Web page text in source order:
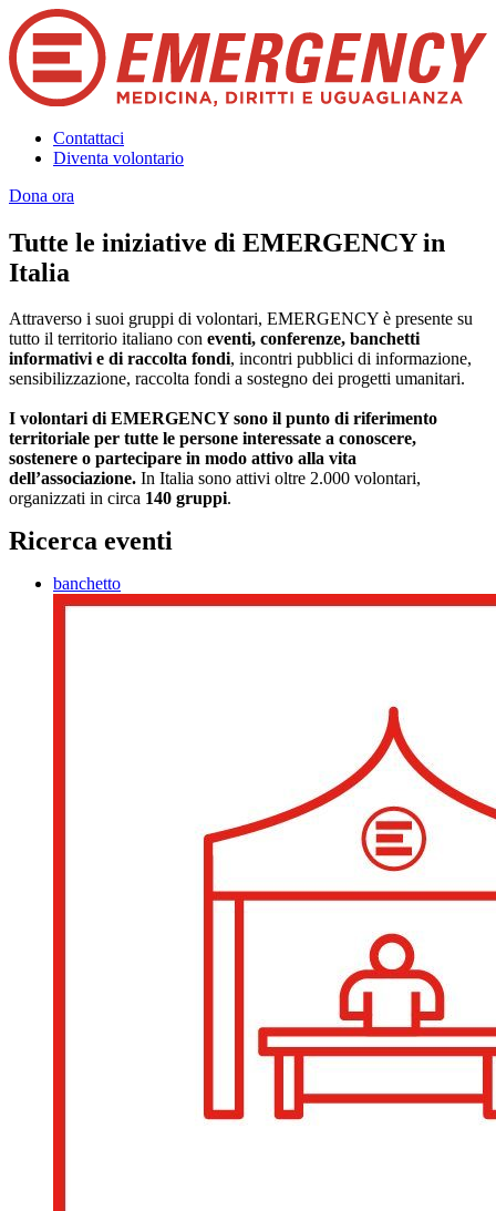
Contattaci
Diventa volontario
Dona ora
Tutte le iniziative di EMERGENCY in
Italia
Attraverso i suoi gruppi di volontari, EMERGENCY è presente su
tutto il territorio italiano con eventi, conferenze, banchetti
informativi e di raccolta fondi, incontri pubblici di informazione,
sensibilizzazione, raccolta fondi a sostegno dei progetti umanitari.
I volontari di EMERGENCY sono il punto di riferimento
territoriale per tutte le persone interessate a conoscere,
sostenere o partecipare in modo attivo alla vita
dell’associazione. In Italia sono attivi oltre 2.000 volontari,
organizzati in circa 140 gruppi.
Ricerca eventi
banchetto